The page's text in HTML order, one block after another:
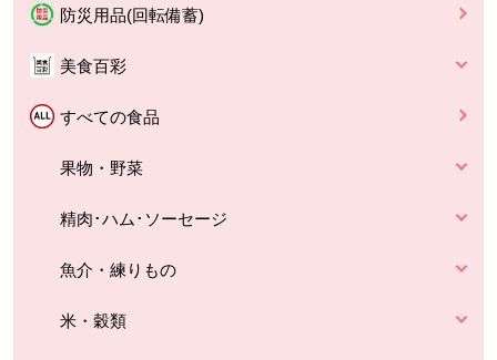
防災用品(回転備蓄)
美食百彩
すべての食品
果物・野菜
精肉･ハム･ソーセージ
魚介・練りもの
米・穀類